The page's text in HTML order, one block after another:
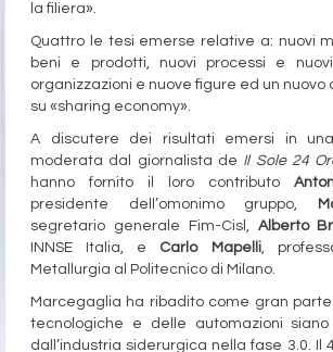
la filiera».
Quattro le tesi emerse relative a: nuovi
beni e prodotti, nuovi processi e
organizzazioni e nuove figure ed un nuovo
su «sharing economy».
A discutere dei risultati emersi in
moderata dal giornalista de Il Sole 24
hanno fornito il loro contributo
presidente dell’omonimo gruppo,
segretario generale Fim-Cisl, Alberto
INNSE Italia, e Carlo Mapelli,
Metallurgia al Politecnico di Milano.
Marcegaglia ha ribadito come gran
tecnologiche e delle automazioni
dall’industria siderurgica nella fase 3.0. Il